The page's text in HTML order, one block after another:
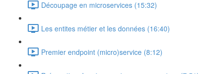
Découpage en microservices (15:32)
Les entites métier et les données (16:40)
Premier endpoint (micro)service (8:12)